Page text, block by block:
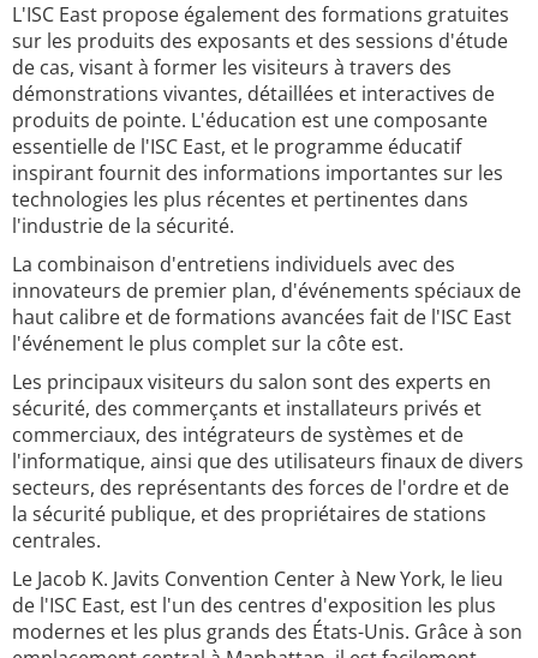
L'ISC East propose également des formations gratuites
sur les produits des exposants et des sessions d'étude
de cas, visant à former les visiteurs à travers des
démonstrations vivantes, détaillées et interactives de
produits de pointe. L'éducation est une composante
essentielle de l'ISC East, et le programme éducatif
inspirant fournit des informations importantes sur les
technologies les plus récentes et pertinentes dans
l'industrie de la sécurité.
La combinaison d'entretiens individuels avec des
innovateurs de premier plan, d'événements spéciaux de
haut calibre et de formations avancées fait de l'ISC East
l'événement le plus complet sur la côte est.
Les principaux visiteurs du salon sont des experts en
sécurité, des commerçants et installateurs privés et
commerciaux, des intégrateurs de systèmes et de
l'informatique, ainsi que des utilisateurs finaux de divers
secteurs, des représentants des forces de l'ordre et de
la sécurité publique, et des propriétaires de stations
centrales.
Le Jacob K. Javits Convention Center à New York, le lieu
de l'ISC East, est l'un des centres d'exposition les plus
modernes et les plus grands des États-Unis. Grâce à son